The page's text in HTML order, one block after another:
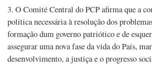
3. O Comité Central do PCP afirma que a
política necessária à resolução dos
formação dum governo patriótico e de
assegurar uma nova fase da vida do País,
desenvolvimento, a justiça e o progresso